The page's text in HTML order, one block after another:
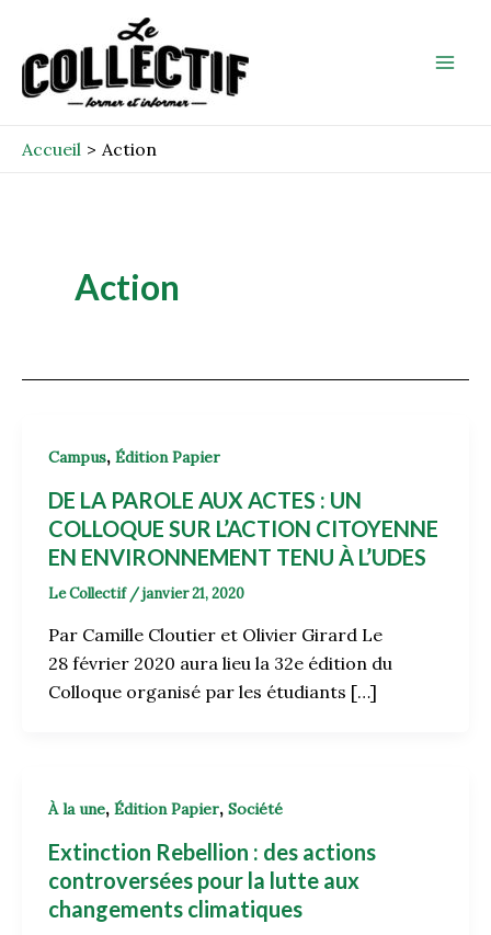
contenu
Accueil Action
Action
Campus, Édition Papier
DE LA PAROLE AUX ACTES : UN
COLLOQUE SUR L’ACTION CITOYENNE
EN ENVIRONNEMENT TENU À L’UDES
Le Collectif /janvier 21, 2020
Par Camille Cloutier et Olivier Girard Le
28 février 2020 aura lieu la 32e édition du
Colloque organisé par les étudiants […]
À la une, Édition Papier, Société
Extinction Rebellion : des actions
controversées pour la lutte aux
changements climatiques